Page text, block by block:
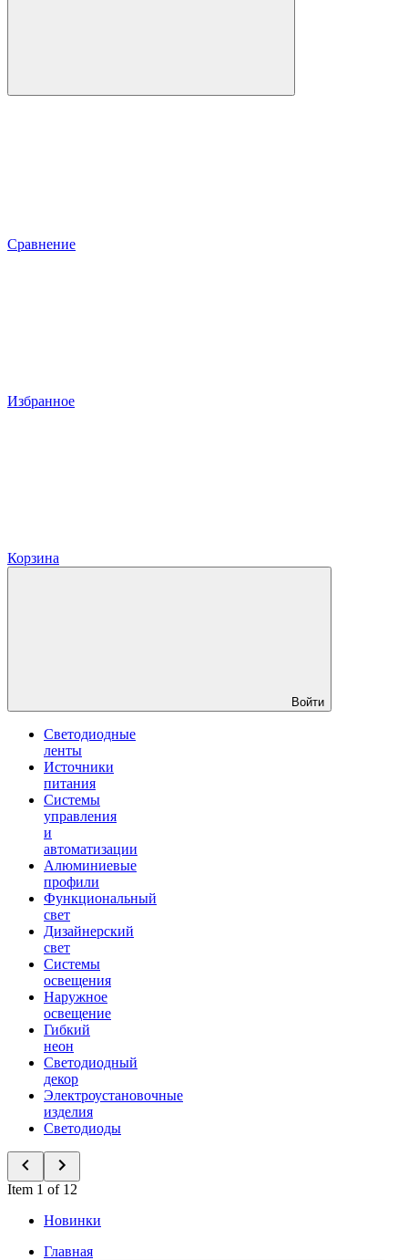
Сравнение
Избранное
Корзина
Войти
Светодиодные
ленты
Источники
питания
Системы
управления
и
автоматизации
Алюминиевые
профили
Функциональный
свет
Дизайнерский
свет
Системы
освещения
Наружное
освещение
Гибкий
неон
Светодиодный
декор
Электроустановочные
изделия
Светодиоды
Item 1 of 12
Новинки
Главная